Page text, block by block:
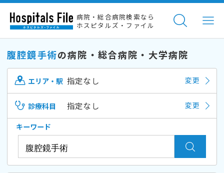
病院・総合病院検索なら
ホスピタルズ・ファイル
腹腔鏡手術の病院・総合病院・大学病院
エリア・駅 指定なし 変更
診療科目 指定なし 変更
キーワード